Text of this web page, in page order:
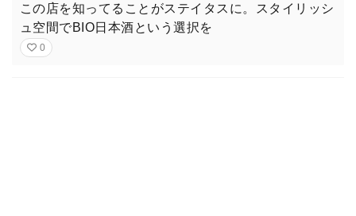
この店を知ってることがステイタスに。スタイリッシ
ュ空間でBIO日本酒という選択を
0